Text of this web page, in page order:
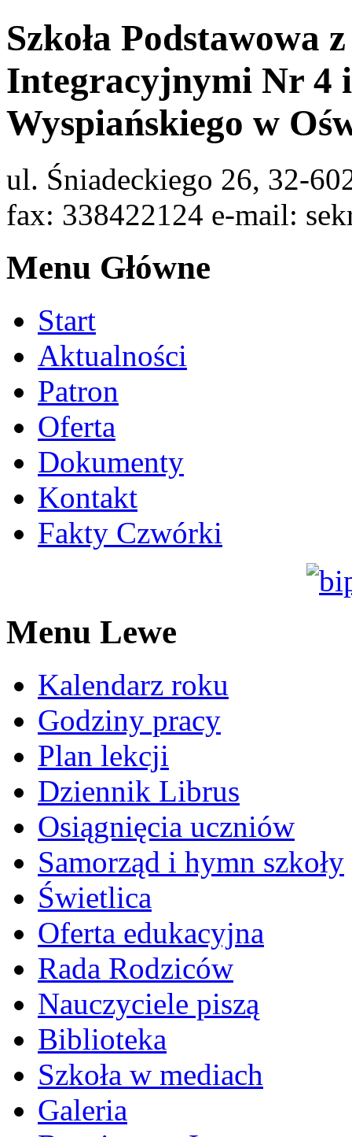
Szkoła Podstawowa
Integracyjnymi Nr 4
Wyspiańskiego w
ul. Śniadeckiego 26, 32-
fax: 338422124 e-mail:
Menu Główne
Start
Aktualności
Patron
Oferta
Dokumenty
Kontakt
Fakty Czwórki
Menu Lewe
Kalendarz roku
Godziny pracy
Plan lekcji
Dziennik Librus
Osiągnięcia uczniów
Samorząd i hymn szkoły
Świetlica
Oferta edukacyjna
Rada Rodziców
Nauczyciele piszą
Biblioteka
Szkoła w mediach
Galeria